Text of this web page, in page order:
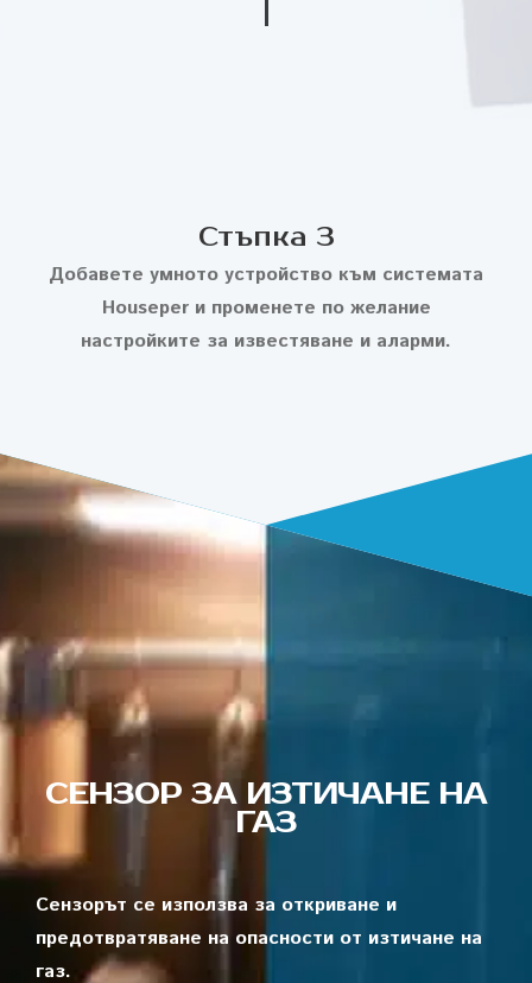
Стъпка 3
Добавете умното устройство към системата
Houseper и променете по желание
настройките за известяване и аларми.
СЕНЗОР ЗА ИЗТИЧАНЕ НА
ГАЗ
Сензорът се използва за откриване и
предотвратяване на опасности от изтичане на
газ.